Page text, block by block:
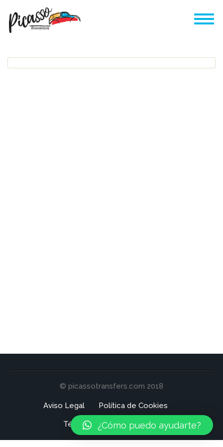
© picassotransfers.com 2018
Aviso Legal Política de Cookies
Términos y Condiciones
¿Cómo puedo ayudarte?